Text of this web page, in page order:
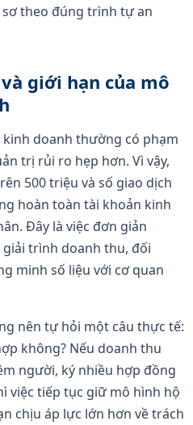
theo đúng trình tự an
giới hạn của mô
doanh thường có phạm
trị rủi ro hẹp hơn. Vì vậy,
500 triệu và số giao dịch
hoàn toàn tài khoản kinh
Đây là việc đơn giản
trình doanh thu, đối
minh số liệu với cơ quan
nên tự hỏi một câu thực tế:
không? Nếu doanh thu
người, ký nhiều hợp đồng
việc tiếp tục giữ mô hình hộ
chịu áp lực lớn hơn về trách